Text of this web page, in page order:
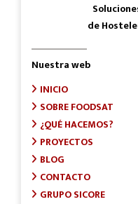
de
Nuestra web
INICIO
SOBRE FOODSAT
¿QUÉ HACEMOS?
PROYECTOS
BLOG
CONTACTO
GRUPO SICORE